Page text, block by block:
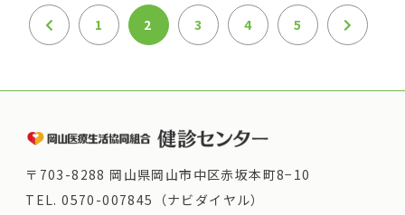
1 2 3 4 5
〒703-8288 岡山県岡山市中区赤坂本町8−10
TEL.0570-007845（ナビダイヤル）